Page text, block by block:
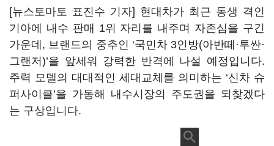
[뉴스토마토 표진수 기자] 현대차가 최근 동생 격인
기아에 내수 판매 1위 자리를 내주며 자존심을 구긴
가운데, 브랜드의 중추인 ‘국민차 3인방(아반떼·투싼·
그랜저)’을 앞세워 강력한 반격에 나설 예정입니다.
주력 모델의 대대적인 세대교체를 의미하는 ‘신차 슈
퍼사이클’을 가동해 내수시장의 주도권을 되찾겠다
는 구상입니다.